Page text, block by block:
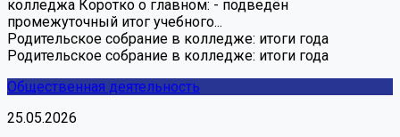
колледжа Коротко о главном: - подведён
промежуточный итог учебного...
Родительское собрание в колледже: итоги года
Родительское собрание в колледже: итоги года
Общественная деятельность
25.05.2026